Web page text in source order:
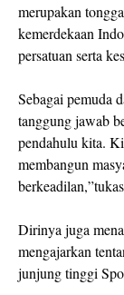
merupakan
kemerdekaan
persatuan serta
‎Sebagai pemuda
tanggung jawab
pendahulu kita.
membangun
‎Dirinya juga
mengajarkan
junjung tinggi